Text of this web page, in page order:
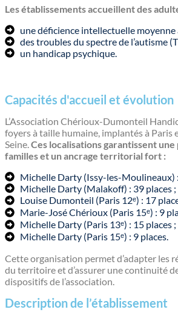
Les établissements accueillent des
une déficience intellectuelle moyenne
des troubles du spectre de l’autisme
un handicap psychique.
Capacités d'accueil et évolution
L’Association Chérioux-Dumonteil
foyers à taille humaine, implantés à Paris
Seine.Ces localisations garantissent
familles et un ancrage territorial fort :
Michelle Darty (Issy-les-Moulineaux)
Michelle Darty (Malakoff) : 39 places ;
Louise Dumonteil (Paris 12ᵉ) : 17
Marie-José Chérioux (Paris 15ᵉ) : 9
Michelle Darty (Paris 13ᵉ) : 15 places ;
Michelle Darty (Paris 15ᵉ) : 9 places.
Cette organisation permet d’adapter les
du territoire et d’assurer une continuité
dispositifs de l’association.
Description de l’établissement